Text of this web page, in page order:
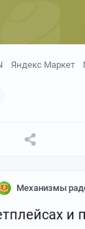
Яндекс Маркет
Механизмы
и